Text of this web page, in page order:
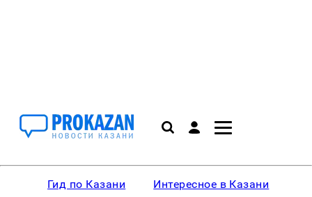
Гид по Казани Интересное в Казани